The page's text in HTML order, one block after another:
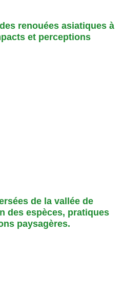
renouées asiatiques à
et perceptions
de la vallée de
des espèces, pratiques
paysagères.